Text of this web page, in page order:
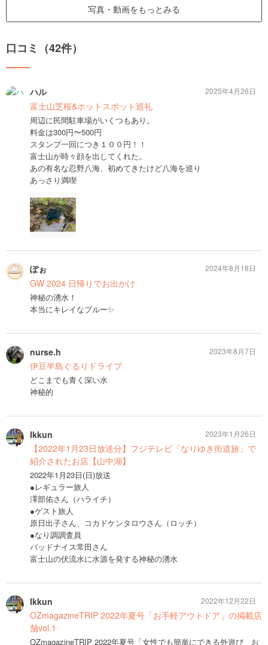
写真・動画をもっとみる
口コミ（42件）
ハル
富士山芝桜&ホットスポット巡礼
周辺に民間駐車場がいくつもあり。
料金は300円〜500円
スタンプ一回につき１００円！！
富士山が時々顔を出してくれた。
あの有名な忍野八海、初めてきたけど八海を巡り
あっさり満喫
2025年4月26日
ぽぉ
GW 2024 日帰りでお出かけ
神秘の湧水！
本当にキレイなブルー✨
2024年8月18日
nurse.h
伊豆半島ぐるりドライブ
どこまでも青く深い水
神秘的
2023年8月7日
Ikkun
【2022年1月23日放送分】フジテレビ「なりゆき街道旅」で
紹介されたお店【山中湖】
2022年1月23日(日)放送
●レギュラー旅人
澤部佑さん（ハライチ）
●ゲスト旅人
原日出子さん、コカドケンタロウさん（ロッチ）
●なり調調査員
バッドナイス常田さん
富士山の伏流水に水源を発する神秘の湧水
2023年1月26日
Ikkun
OZmagazineTRIP 2022年夏号「お手軽アウトドア」の掲載店
舗vol.1
OZmagazineTRIP 2022年夏号「女性でも簡単にできる外遊び お
2022年12月22日